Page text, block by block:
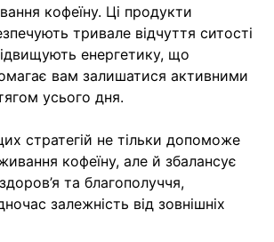
кофеїну. Ці продукти
тривале відчуття ситості
енергетику, що
вам залишатися активними
усього дня.
стратегій не тільки допоможе
кофеїну, але й збалансує
та благополуччя,
залежність від зовнішніх